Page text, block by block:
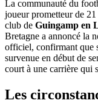
La communauté du
joueur prometteur de
club de Guingamp en
Bretagne a annoncé la
officiel, confirmant que
survenue en début de
court à une carrière qui
Les